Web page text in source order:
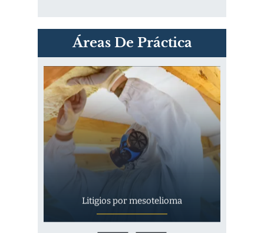
Áreas De Práctica
PVC Cloruro de polivinilo
Exposición
Litigios por mesotelioma